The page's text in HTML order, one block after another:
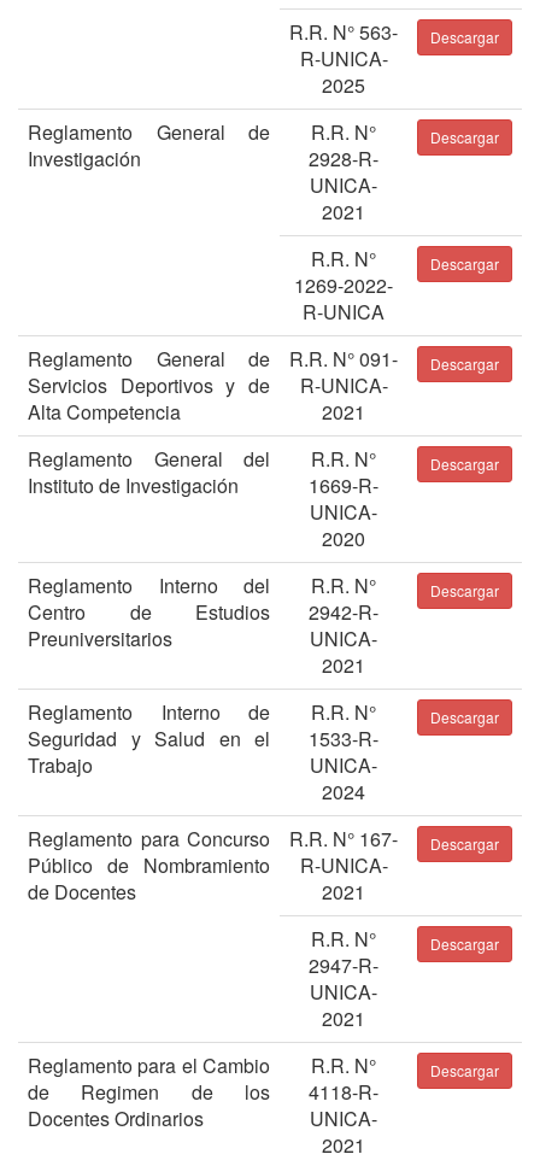
R.R. N° 563-
R-UNICA-
2025
Descargar
Reglamento General de
Investigación
R.R. N°
2928-R-
UNICA-
2021
Descargar
R.R. N°
1269-2022-
R-UNICA
Descargar
Reglamento General de
Servicios Deportivos y de
Alta Competencia
R.R. N° 091-
R-UNICA-
2021
Descargar
Reglamento General del
Instituto de Investigación
R.R. N°
1669-R-
UNICA-
2020
Descargar
Reglamento Interno del
Centro de Estudios
Preuniversitarios
R.R. N°
2942-R-
UNICA-
2021
Descargar
Reglamento Interno de
Seguridad y Salud en el
Trabajo
R.R. N°
1533-R-
UNICA-
2024
Descargar
Reglamento para Concurso
Público de Nombramiento
de Docentes
R.R. N° 167-
R-UNICA-
2021
Descargar
R.R. N°
2947-R-
UNICA-
2021
Descargar
Reglamento para el Cambio
de Regimen de los
Docentes Ordinarios
R.R. N°
4118-R-
UNICA-
2021
Descargar